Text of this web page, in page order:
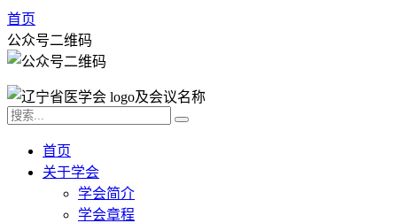
首页
公众号二维码
首页
关于学会
学会简介
学会章程